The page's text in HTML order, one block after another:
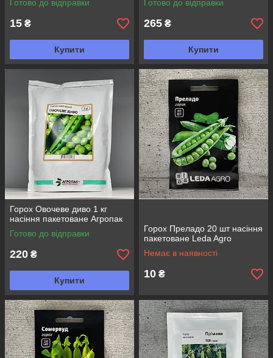
Готово до відправки
15 ₴
Купити
Готово до відправки
265 ₴
Купити
Горох Овочеве диво 1 кг
насіння пакетоване Агропак
Готово до відправки
220 ₴
Купити
Горох Преладо 20 шт насіння
пакетоване Leda Agro
Немає в наявності
10 ₴